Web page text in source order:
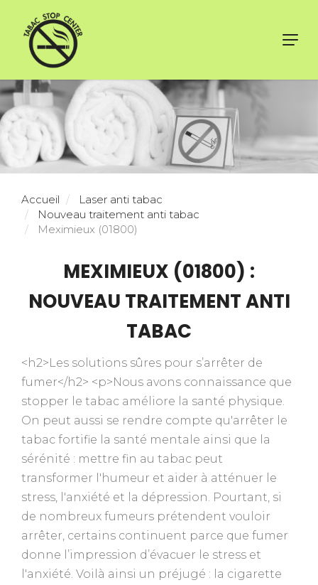
Accueil
Laser anti tabac
Nouveau traitement anti tabac
Meximieux (01800)
MEXIMIEUX (01800) :
NOUVEAU TRAITEMENT ANTI
TABAC
<h2>Les solutions sûres pour s’arrêter de
fumer</h2> <p>Nous avons connaissance que
stopper le tabac améliore la santé physique.
On peut aussi se rendre compte qu'arrêter le
tabac fortifie la santé mentale ainsi que la
sérénité : mettre fin au tabac peut
transformer l'humeur et aider à atténuer le
stress, l'anxiété et la dépression. Pourtant, si
de nombreux fumeurs prétendent vouloir
arrêter, certains continuent parce que fumer
donne l’impression d’évacuer le stress et
l'anxiété. Voilà ainsi un préjugé : la cigarette